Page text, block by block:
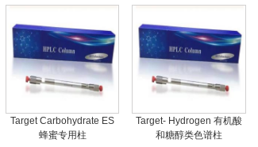
Target Carbohydrate ES
蜂蜜专用柱
Target- Hydrogen 有机酸
和糖醇类色谱柱